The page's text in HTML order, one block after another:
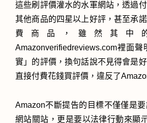
這些刷評價灌水的水軍網站，透過
其他商品的四星以上好評，甚至承
費商品，雖然其中
Amazonverifiedreviews.com裡面
實」的評價，換句話說不見得會是
直接付費花錢買評價，違反了
Amazon不斷提告的目標不僅僅是
網站關站，更是要以法律行動來顯